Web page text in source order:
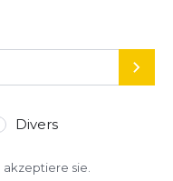
Divers
sie.